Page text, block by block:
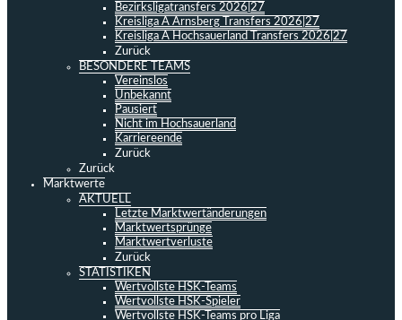
Bezirksligatransfers 2026|27
Kreisliga A Arnsberg Transfers 2026|27
Kreisliga A Hochsauerland Transfers 2026|27
Zurück
BESONDERE TEAMS
Vereinslos
Unbekannt
Pausiert
Nicht im Hochsauerland
Karriereende
Zurück
Zurück
Marktwerte
AKTUELL
Letzte Marktwertänderungen
Marktwertsprünge
Marktwertverluste
Zurück
STATISTIKEN
Wertvollste HSK-Teams
Wertvollste HSK-Spieler
Wertvollste HSK-Teams pro Liga